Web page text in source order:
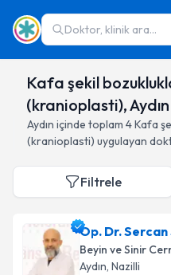
Doktor, klinik ara...
Kafa şekil
(kranioplasti), Aydın
Aydın içinde toplam 4Kafa
(kranioplasti) uygulayan
Filtrele
Op. Dr. Sercan
Beyin ve Sinir
Aydın, Nazilli